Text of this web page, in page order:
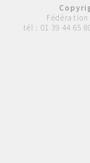
Fédération
tél : 01 39 44 65